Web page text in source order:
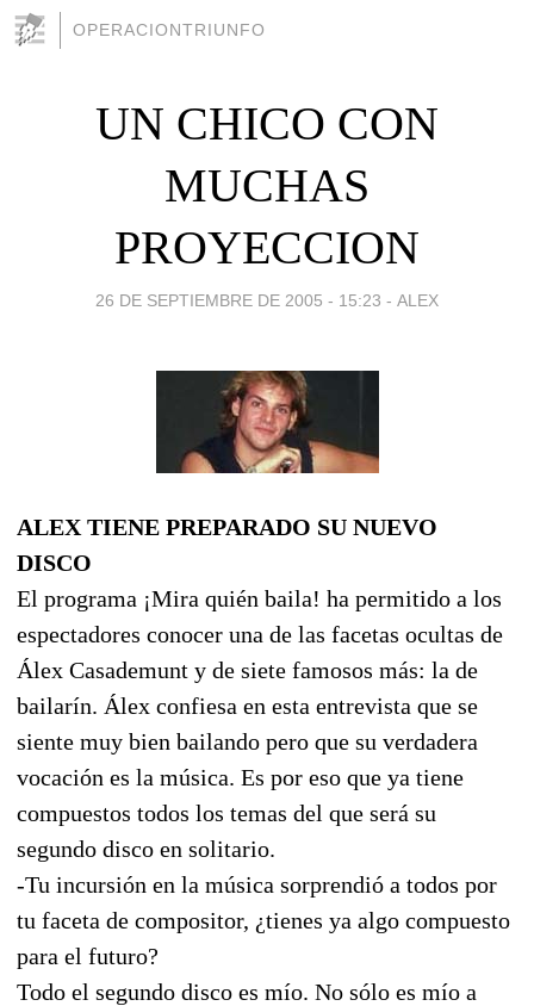
OPERACIONTRIUNFO
UN CHICO CON
MUCHAS
PROYECCION
26 DE SEPTIEMBRE DE 2005 - 15:23 - ALEX
ALEX TIENE PREPARADO SU NUEVO
DISCO
El programa ¡Mira quién baila! ha permitido a los
espectadores conocer una de las facetas ocultas de
Álex Casademunt y de siete famosos más: la de
bailarín. Álex confiesa en esta entrevista que se
siente muy bien bailando pero que su verdadera
vocación es la música. Es por eso que ya tiene
compuestos todos los temas del que será su
segundo disco en solitario.
-Tu incursión en la música sorprendió a todos por
tu faceta de compositor, ¿tienes ya algo compuesto
para el futuro?
Todo el segundo disco es mío. No sólo es mío a